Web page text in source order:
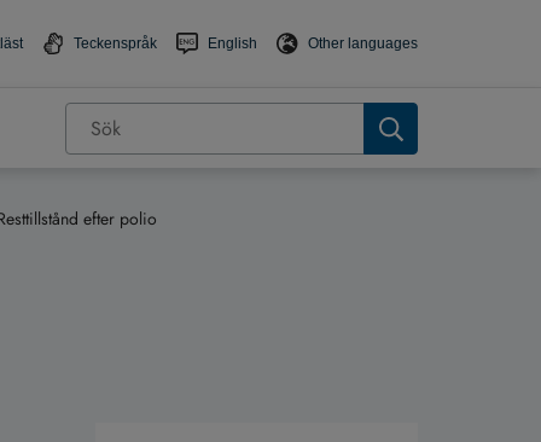
Teckenspråk English Other languages
efter polio